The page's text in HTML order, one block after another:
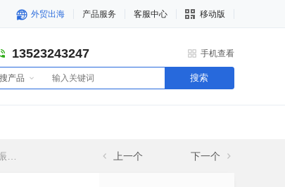
外贸出海 产品服务 客服中心 移动版
13523243247 手机查看
搜产品 搜索
司 上一个 下一个